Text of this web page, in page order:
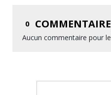
0
Aucun commentaire pour